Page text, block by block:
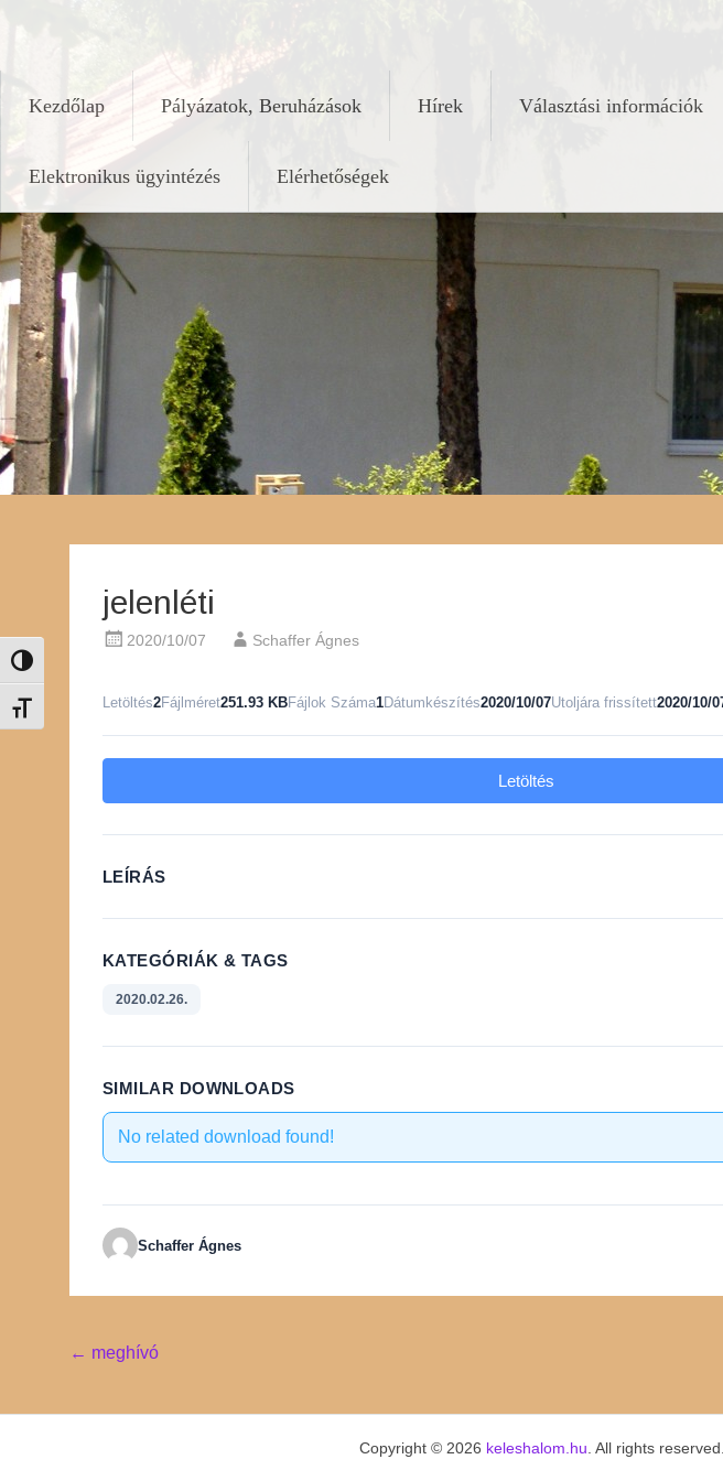
Nagy kontraszt váltása
Betűméret váltása
Kezdőlap Pályázatok, Beruházások Hírek Választási információk
Elektronikus ügyintézés Elérhetőségek
jelenléti
2020/10/07 Schaffer Ágnes
Letöltés2Fájlméret251.93 KBFájlok Száma1Dátumkészítés2020/10/07Utoljára frissített2020/10/
Letöltés
LEÍRÁS
KATEGÓRIÁK & TAGS
2020.02.26.
SIMILAR DOWNLOADS
No related download found!
Schaffer Ágnes
Post
← meghívó
Copyright © 2026 keleshalom.hu . All rights